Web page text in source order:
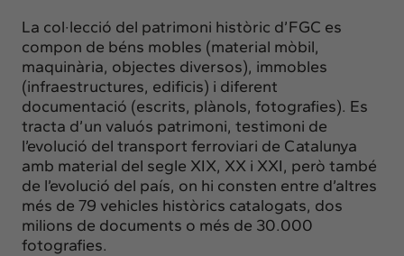
La col·lecció del patrimoni històric d’FGC es
compon de béns mobles (material mòbil,
maquinària, objectes diversos), immobles
(infraestructures, edificis) i diferent
documentació (escrits, plànols, fotografies). Es
tracta d’un valuós patrimoni, testimoni de
l’evolució del transport ferroviari de Catalunya
amb material del segle XIX, XX i XXI, però també
de l’evolució del país, on hi consten entre d’altres
més de 79 vehicles històrics catalogats, dos
milions de documents o més de 30.000
fotografies.